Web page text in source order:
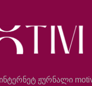
ჟურნალი